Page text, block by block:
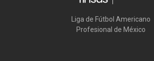
Liga de Fútbol Americano
Profesional de México